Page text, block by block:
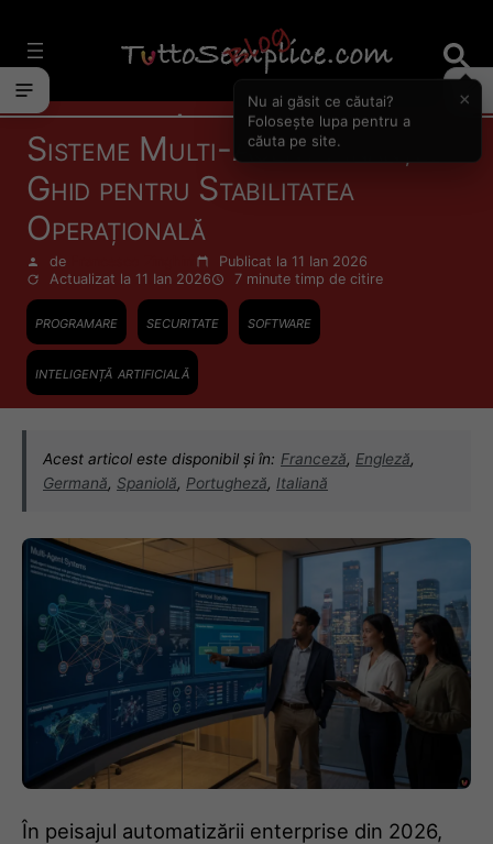
contenuto
Actualitate
Sisteme Multi-Agent Finanțe:
Ghid pentru Stabilitatea
Operațională
de
Publicat la 11 Ian 2026
Actualizat la 11 Ian 2026
7 minute timp de citire
programare securitate software
inteligență artificială
Acest articol este disponibil și în: Franceză, Engleză,
Germană, Spaniolă, Portugheză, Italiană
În peisajul automatizării enterprise din 2026,
Nu ai găsit ce căutai?
Folosește lupa pentru a
căuta pe site.
×